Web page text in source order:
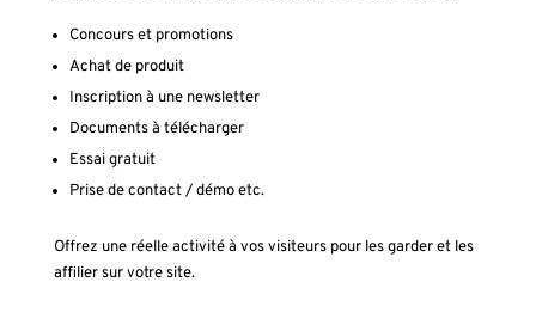
Concours et promotions
Achat de produit
Inscription à une newsletter
Documents à télécharger
Essai gratuit
Prise de contact / démo etc.
Offrez une réelle activité à vos visiteurs pour les garder et les
affilier sur votre site.